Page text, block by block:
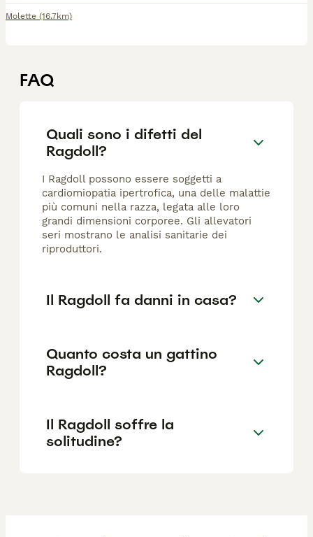
Molette (16.7km)
FAQ
Quali sono i difetti del
Ragdoll?
I Ragdoll possono essere soggetti a
cardiomiopatia ipertrofica, una delle malattie
più comuni nella razza, legata alle loro
grandi dimensioni corporee. Gli allevatori
seri mostrano le analisi sanitarie dei
riproduttori.
Il Ragdoll fa danni in casa?
Quanto costa un gattino
Ragdoll?
Il Ragdoll soffre la
solitudine?